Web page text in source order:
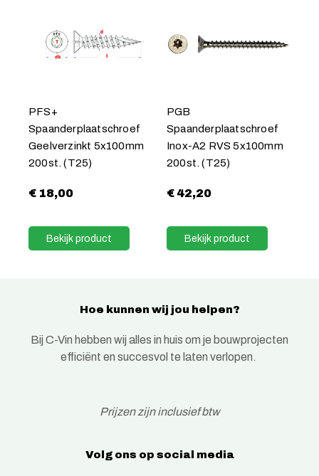
PFS+
Spaanderplaatschroef
Geelverzinkt 5x100mm
200st. (T25)
€ 18,00
Bekijk product
PGB
Spaanderplaatschroef
Inox-A2 RVS 5x100mm
200st. (T25)
€42,20
Bekijk product
Hoe kunnen wij jou helpen?
Bij C-Vin hebben wij alles in huis om je bouwprojecten
efficiënt en succesvol te laten verlopen.
Prijzen zijn inclusief btw
Volg ons op social media